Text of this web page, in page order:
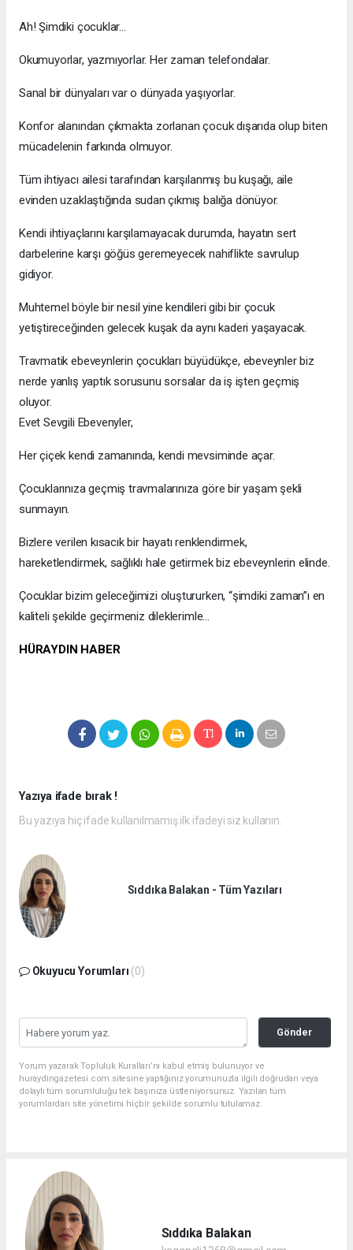
Ah! Şimdiki çocuklar...
Okumuyorlar, yazmıyorlar. Her zaman telefondalar.
Sanal bir dünyaları var o dünyada yaşıyorlar.
Konfor alanından çıkmakta zorlanan çocuk dışarıda olup biten
mücadelenin farkında olmuyor.
Tüm ihtiyacı ailesi tarafından karşılanmış bu kuşağı, aile
evinden uzaklaştığında sudan çıkmış balığa dönüyor.
Kendi ihtiyaçlarını karşılamayacak durumda, hayatın sert
darbelerine karşı göğüs geremeyecek nahiflikte savrulup
gidiyor.
Muhtemel böyle bir nesil yine kendileri gibi bir çocuk
yetiştireceğinden gelecek kuşak da aynı kaderi yaşayacak.
Travmatik ebeveynlerin çocukları büyüdükçe, ebeveynler biz
nerde yanlış yaptık sorusunu sorsalar da iş işten geçmiş
oluyor.
Evet Sevgili Ebevenyler,
Her çiçek kendi zamanında, kendi mevsiminde açar.
Çocuklarınıza geçmiş travmalarınıza göre bir yaşam şekli
sunmayın.
Bizlere verilen kısacık bir hayatı renklendirmek,
hareketlendirmek, sağlıklı hale getirmek biz ebeveynlerin elinde.
Çocuklar bizim geleceğimizi oluştururken, “şimdiki zaman”ı en
kaliteli şekilde geçirmeniz dileklerimle…
HÜRAYDIN HABER
Yazıya ifade bırak !
Bu yazıya hiç ifade kullanılmamış ilk ifadeyi siz kullanın.
Sıddıka Balakan - Tüm Yazıları
Okuyucu Yorumları (0)
Gönder
Yorum yazarak Topluluk Kuralları’nı kabul etmiş bulunuyor ve
huraydingazetesi.com sitesine yaptığınız yorumunuzla ilgili doğrudan veya
dolaylı tüm sorumluluğu tek başınıza üstleniyorsunuz. Yazılan tüm
yorumlardan site yönetimi hiçbir şekilde sorumlu tutulamaz.
Sıddıka Balakan